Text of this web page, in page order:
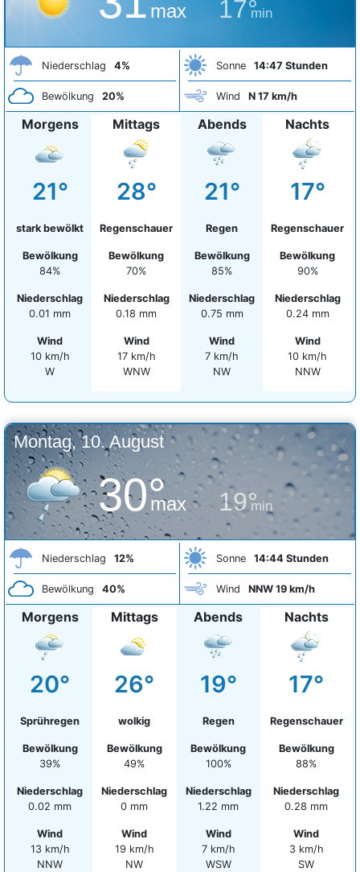
max 17°
min
Niederschlag 4%
Bewölkung 20%
Sonne 14:47 Stunden
Wind N 17 km/h
Morgens
21°
stark bewölkt
Bewölkung
84%
Niederschlag
0.01 mm
Wind
10 km/h
W
Mittags
28°
Regenschauer
Bewölkung
70%
Niederschlag
0.18 mm
Wind
17 km/h
WNW
Abends
21°
Regen
Bewölkung
85%
Niederschlag
0.75 mm
Wind
7 km/h
NW
Nachts
17°
Regenschauer
Bewölkung
90%
Niederschlag
0.24 mm
Wind
10 km/h
NNW
Montag, 10. August
30°
max 19°
min
Niederschlag 12%
Bewölkung 40%
Sonne 14:44 Stunden
Wind NNW 19 km/h
Morgens
20°
Sprühregen
Bewölkung
39%
Niederschlag
0.02 mm
Wind
13 km/h
NNW
Mittags
26°
wolkig
Bewölkung
49%
Niederschlag
0 mm
Wind
19 km/h
NW
Abends
19°
Regen
Bewölkung
100%
Niederschlag
1.22 mm
Wind
7 km/h
WSW
Nachts
17°
Regenschauer
Bewölkung
88%
Niederschlag
0.28 mm
Wind
3 km/h
SW